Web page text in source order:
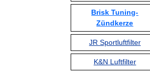
Brisk Tuning-
Zündkerze
JR Sportluftfilter
K&N Luftfilter